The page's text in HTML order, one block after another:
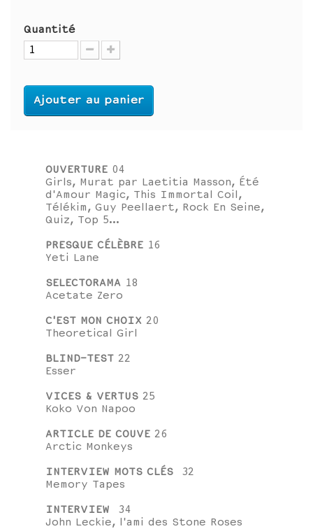
Quantité
Ajouter au panier
OUVERTURE 04
Girls, Murat par Laetitia Masson, Été
d'Amour Magic, This Immortal Coil,
Télékim, Guy Peellaert, Rock En Seine,
Quiz, Top 5...
PRESQUE CÉLÈBRE 16
Yeti Lane
SELECTORAMA 18
Acetate Zero
C'EST MON CHOIX 20
Theoretical Girl
BLIND-TEST 22
Esser
VICES & VERTUS 25
Koko Von Napoo
ARTICLE DE COUVE 26
Arctic Monkeys
INTERVIEW MOTS CLÉS 32
Memory Tapes
INTERVIEW 34
John Leckie, l'ami des Stone Roses